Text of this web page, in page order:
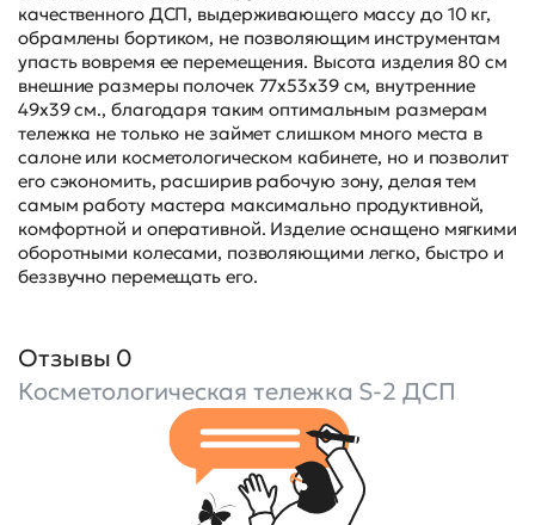
качественного ДСП, выдерживающего массу до 10 кг,
обрамлены бортиком, не позволяющим инструментам
упасть вовремя ее перемещения. Высота изделия 80 см
внешние размеры полочек 77х53х39 см, внутренние
49х39 см., благодаря таким оптимальным размерам
тележка не только не займет слишком много места в
салоне или косметологическом кабинете, но и позволит
его сэкономить, расширив рабочую зону, делая тем
самым работу мастера максимально продуктивной,
комфортной и оперативной. Изделие оснащено мягкими
оборотными колесами, позволяющими легко, быстро и
беззвучно перемещать его.
Отзывы 0
Косметологическая тележка S-2 ДСП